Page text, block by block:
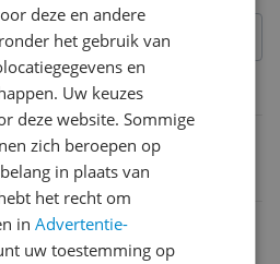
deze en andere
het gebruik van
en
Uw keuzes
deze website. Sommige
zich beroepen op
in plaats van
het recht om
inAdvertentie-
uw toestemming op